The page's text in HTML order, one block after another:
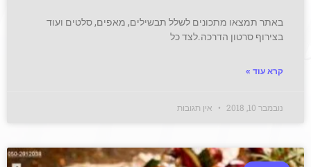
באתר תמצאו מתכונים לשלל תבשילים, מאפים, סלטים ועוד
בצירוף סרטון הדרכה.לצד כל
קרא עוד »
נובמבר 10, 2018 אין תגובות